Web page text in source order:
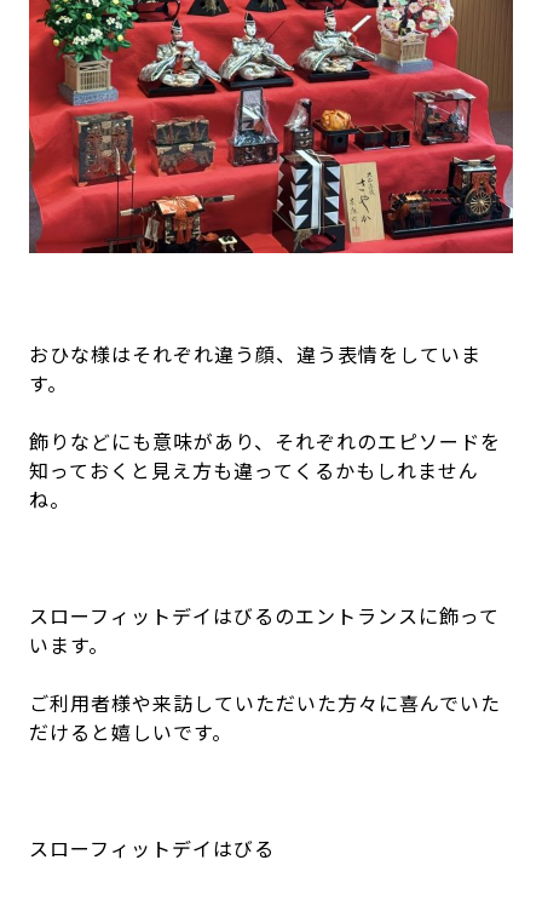
おひな様はそれぞれ違う顔、違う表情をしていま
す。
飾りなどにも意味があり、それぞれのエピソードを
知っておくと見え方も違ってくるかもしれません
ね。
スローフィットデイはびるのエントランスに飾って
います。
ご利用者様や来訪していただいた方々に喜んでいた
だけると嬉しいです。
スローフィットデイはびる